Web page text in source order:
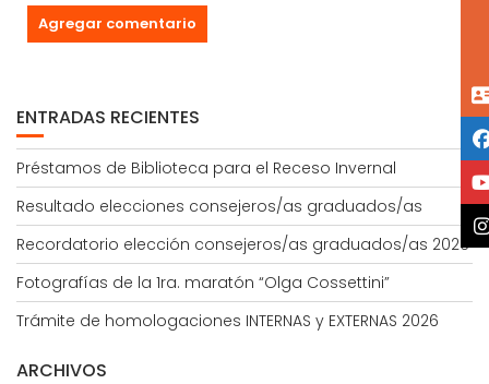
ENTRADAS RECIENTES
Préstamos de Biblioteca para el Receso Invernal
Resultado elecciones consejeros/as graduados/as
Recordatorio elección consejeros/as graduados/as 2026
Fotografías de la 1ra. maratón “Olga Cossettini”
Trámite de homologaciones INTERNAS y EXTERNAS 2026
ARCHIVOS